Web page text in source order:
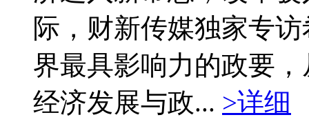
际，财新传媒独家专
界最具影响力的政要
经济发展与政... >详细